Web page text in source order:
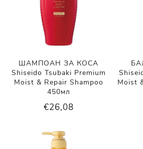
ШАМПОАН ЗА КОСА
Shiseido Tsubaki Premium
Moist & Repair Shampoo
450мл
€26,08
Moist